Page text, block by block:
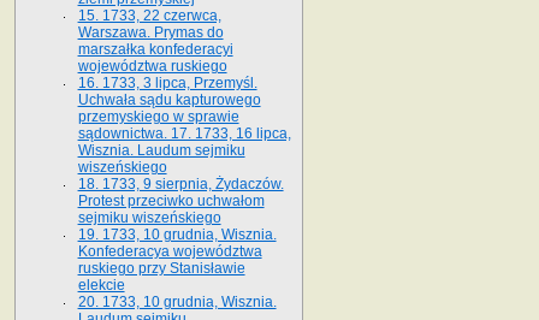
15. 1733, 22 czerwca,
Warszawa. Prymas do
marszałka konfederacyi
województwa ruskiego
16. 1733, 3 lipca, Przemyśl.
Uchwała sądu kapturowego
przemyskiego w sprawie
sądownictwa. 17. 1733, 16 lipca,
Wisznia. Laudum sejmiku
wiszeńskiego
18. 1733, 9 sierpnia, Żydaczów.
Protest przeciwko uchwałom
sejmiku wiszeńskiego
19. 1733, 10 grudnia, Wisznia.
Konfederacya województwa
ruskiego przy Stanisławie
elekcie
20. 1733, 10 grudnia, Wisznia.